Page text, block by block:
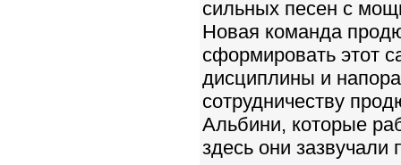
сильных песен с
Новая команда
сформировать этот
дисциплины и
сотрудничеству
Альбини, которые
здесь они